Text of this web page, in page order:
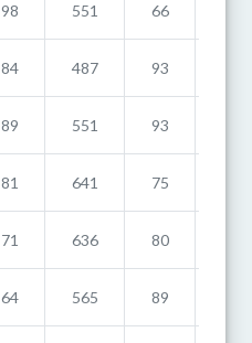
98 551 66
84 487 93
89 551 93
81 641 75
71 636 80
64 565 89